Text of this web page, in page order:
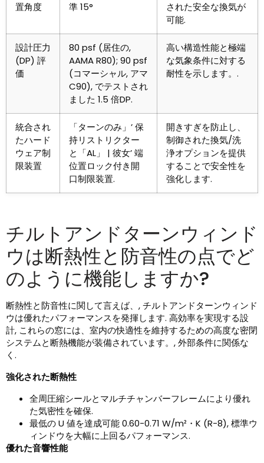
置角度
準 15°
された安全な換気が
可能.
設計圧力
(DP) 評
価
80 psf (居住の,
AAMA R80); 90 psf
(コマーシャル, アマ
C90), でテストされ
ました 1.5 倍DP.
高い構造性能と極端
な気象条件に対する
耐性を示します。.
統合され
たハード
ウェア制
限装置
「ターンのみ」’ 保
持リストリクター
と「AL」 | 彼女’ 端
位置ロック付き開
口制限装置.
開きすぎを防止し、
制御された換気/洗
浄オプションを提供
することで安全性を
強化します.
チルトアンドターンウィンド
ウは断熱性と防音性の点でど
のように機能しますか?
断熱性と防音性に関して言えば、, チルトアンドターンウィンド
ウは優れたパフォーマンスを発揮します. 高効率を実現する設
計, これらの窓には、室内の快適性を維持するための高度な密閉
システムと断熱機能が装備されています。, 外部条件に関係な
く.
強化された断熱性
全周圧縮シールとマルチチャンバーフレームにより優れ
た気密性を確保.
最低の U 値を達成可能 0.60-0.71 W/m²・K (R-8), 標準ウ
ィンドウを大幅に上回るパフォーマンス.
優れた音響性能